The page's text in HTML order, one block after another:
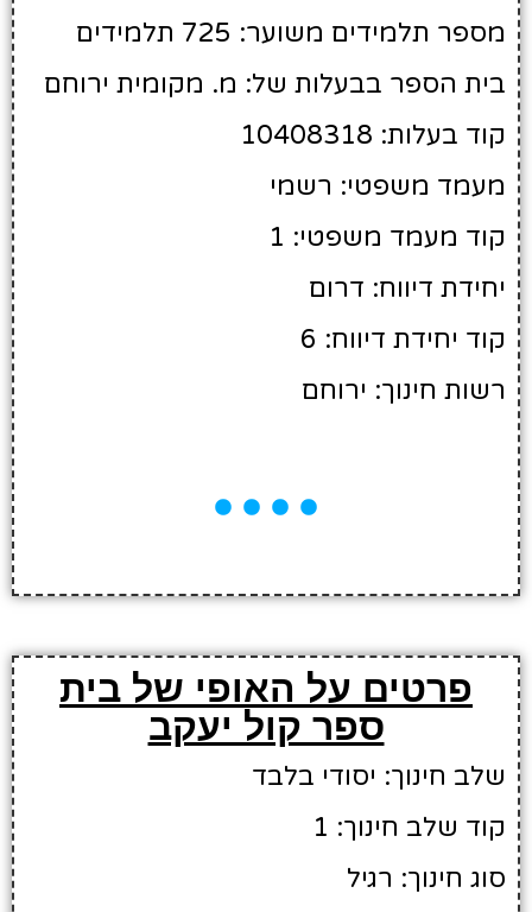
מספר תלמידים משוער: 725 תלמידים
בית הספר בבעלות של: מ. מקומית ירוחם
קוד בעלות: 10408318
מעמד משפטי: רשמי
קוד מעמד משפטי: 1
יחידת דיווח: דרום
קוד יחידת דיווח: 6
רשות חינוך: ירוחם
פרטים על האופי של בית
ספר קול יעקב
שלב חינוך: יסודי בלבד
קוד שלב חינוך: 1
סוג חינוך: רגיל